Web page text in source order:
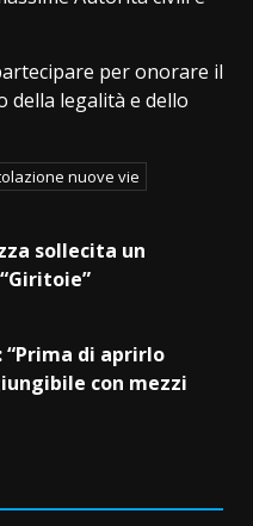
per onorare il
della legalità e dello
nuove vie
sollecita un
“Prima di aprirlo
con mezzi